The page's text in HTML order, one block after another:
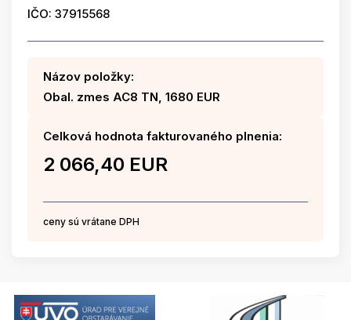
IČO: 37915568
Názov položky:
Obal. zmes AC8 TN, 1680 EUR
Celková hodnota fakturovaného plnenia:
2 066,40 EUR
ceny sú vrátane DPH